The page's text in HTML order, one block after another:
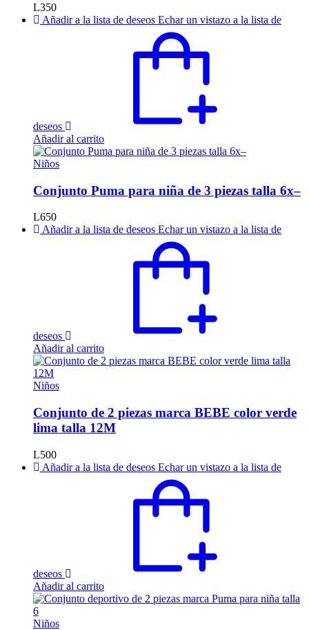
L350
Añadir a la lista de deseos Echar un vistazo a la lista de
deseos
Añadir al carrito
Niños
Conjunto Puma para niña de 3 piezas talla 6x–
L650
Añadir a la lista de deseos Echar un vistazo a la lista de
deseos
Añadir al carrito
Niños
Conjunto de 2 piezas marca BEBE color verde
lima talla 12M
L500
Añadir a la lista de deseos Echar un vistazo a la lista de
deseos
Añadir al carrito
Niños